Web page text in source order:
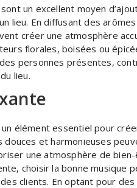
un excellent moyen
lieu. En diffusant des
créer une atmosphère
florales, boisées ou
personnes présentes,
lieu.
élément essentiel pour
douces et harmonieuses
une atmosphère de
choisir la bonne musique
clients. En optant pour